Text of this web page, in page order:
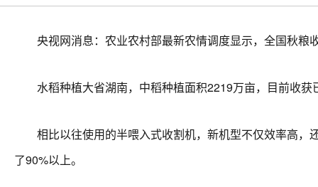
央视网消息：农业农村部最新农情调度显示，全国秋粮
水稻种植大省湖南，中稻种植面积2219万亩，目前收获
相比以往使用的半喂入式收割机，新机型不仅效率高，
了90%以上。